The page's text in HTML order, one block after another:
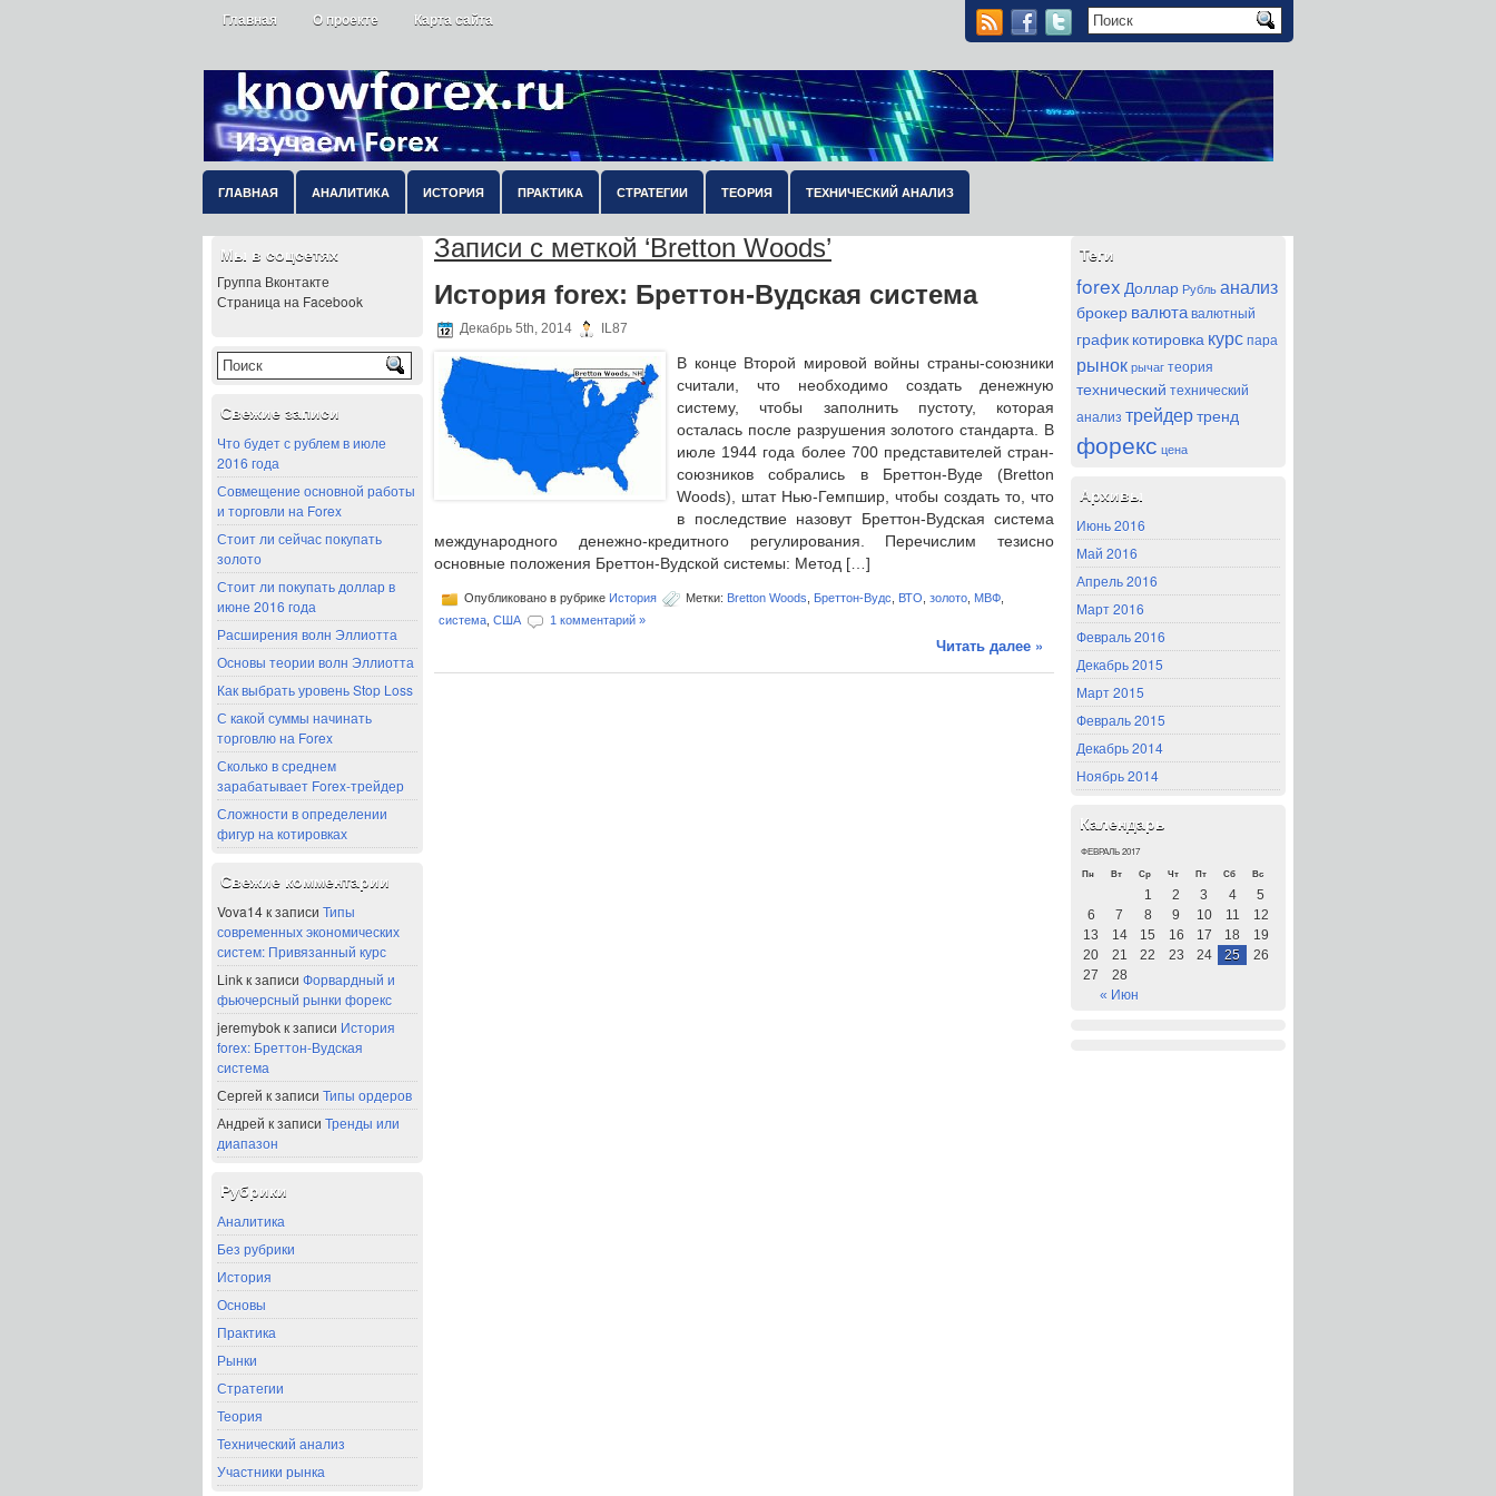
Главная О проекте Карта сайта
ГЛАВНАЯ АНАЛИТИКА ИСТОРИЯ ПРАКТИКА СТРАТЕГИИ ТЕОРИЯ ТЕХНИЧЕСКИЙ АНАЛИЗ
Мы в соцсетях
Группа Вконтакте
Страница на Facebook
Свежие записи
Что будет с рублем в июле
2016 года
Совмещение основной работы
и торговли на Forex
Стоит ли сейчас покупать
золото
Стоит ли покупать доллар в
июне 2016 года
Расширения волн Эллиотта
Основы теории волн Эллиотта
Как выбрать уровень Stop Loss
С какой суммы начинать
торговлю на Forex
Сколько в среднем
зарабатывает Forex-трейдер
Сложности в определении
фигур на котировках
Свежие комментарии
Vova14к записи Типы
современных экономических
систем: Привязанный курс
Linkк записи Форвардный и
фьючерсный рынки форекс
jeremybokк записи История
forex: Бреттон-Вудская
система
Сергей к записи Типы ордеров
Андрей к записи Тренды или
диапазон
Рубрики
Аналитика
Без рубрики
История
Основы
Практика
Рынки
Стратегии
Теория
Технический анализ
Участники рынка
Записи с меткой ‘Bretton Woods’
История forex: Бреттон-Вудская система
Декабрь 5th, 2014 IL87
В конце Второй мировой войны страны-союзники
считали, что необходимо создать денежную
систему, чтобы заполнить пустоту, которая
осталась после разрушения золотого стандарта. В
июле 1944 года более 700 представителей стран-
союзников собрались в Бреттон-Вуде (Bretton
Woods), штат Нью-Гемпшир, чтобы создать то, что
в последствие назовут Бреттон-Вудская система
международного денежно-кредитного регулирования. Перечислим тезисно
основные положения Бреттон-Вудской системы: Метод […]
Опубликовано в рубрике История Метки: Bretton Woods Бреттон-Вудс ВТО золото МВФ
система США 1 комментарий »
Читать далее »
Теги
forex Доллар Рубль анализ
брокер валютавалютный
график котировка курспара
рынок рычаг теория
технический технический
анализ трейдертренд
форекс цена
Архивы
Июнь 2016
Май 2016
Апрель 2016
Март 2016
Февраль 2016
Декабрь 2015
Март 2015
Февраль 2015
Декабрь 2014
Ноябрь 2014
Календарь
ФЕВРАЛЬ 2017
Пн
Вт Ср Чт Пт Сб Вс
« Июн
1 2 3 4
5
6
7 8 9 10 11
12
13
14 15 16 17 18
19
20
21 22 23 24 25
26
27
28